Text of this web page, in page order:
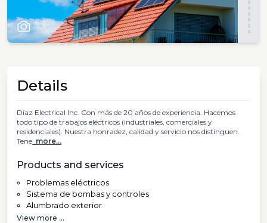
Details
Díaz Electrical Inc. Con más de 20 años de experiencia. Hacemos
todo tipo de trabajos eléctricos (industriales, comerciales y
residenciales). Nuestra honradez, calidad y servicio nos distinguen.
Tene more...
Products and services
Problemas eléctricos
Sistema de bombas y controles
Alumbrado exterior
View more ...